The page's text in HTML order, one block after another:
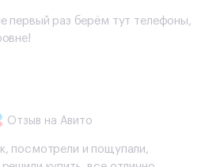
первый раз берём тут телефоны,
Отзыв на Авито
посмотрели и пощупали,